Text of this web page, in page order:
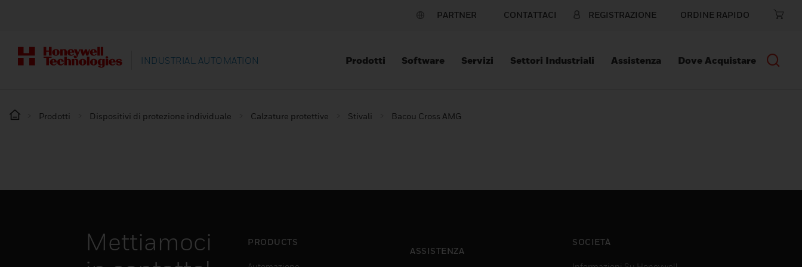
PARTNER CONTATTACI REGISTRAZIONE ORDINE RAPIDO
INDUSTRIAL AUTOMATION Prodotti Software Servizi Settori Industriali Assistenza Dove Acquistare
Prodotti Dispositivi di protezione individuale Calzature protettive Stivali Bacou Cross AMG
Mettiamoci
PRODUCTS
ASSISTENZA
SOCIETÀ